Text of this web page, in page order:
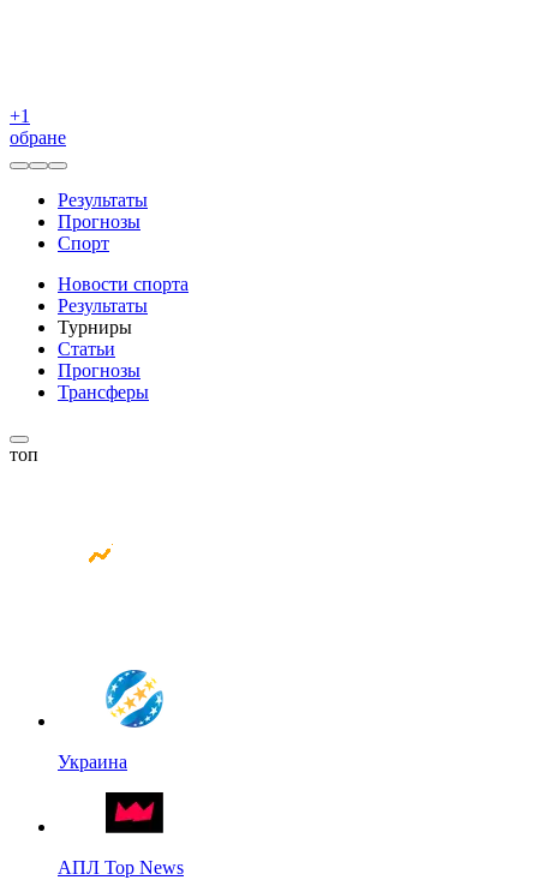
+1
обране
Результаты
Прогнозы
Спорт
Новости спорта
Результаты
Турниры
Статьи
Прогнозы
Трансферы
топ
Украина
АПЛ Top News